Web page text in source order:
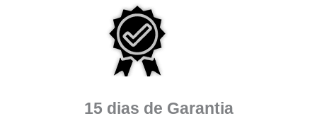
15 dias de Garantia